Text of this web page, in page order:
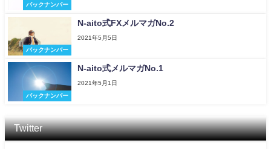
バックナンバー
バックナンバー
N-aito式FXメルマガNo.2
2021年5月5日
バックナンバー
N-aito式メルマガNo.1
2021年5月1日
Twitter